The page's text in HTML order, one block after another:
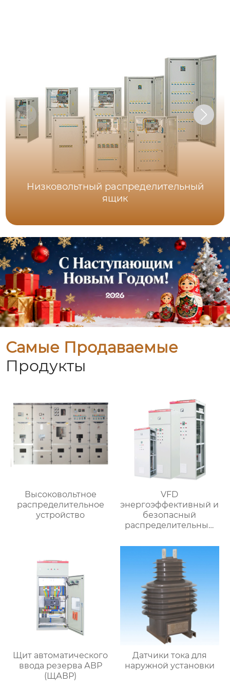
Низковольтный распределительный
ящик
Самые Продаваемые
Продукты
Высоковольтное
распределительное
устройство
VFD
энергоэффективный и
безопасный
распределительный
Щит автоматического
ввода резерва АВР
(ЩАВР)
Датчики тока для
наружной установки